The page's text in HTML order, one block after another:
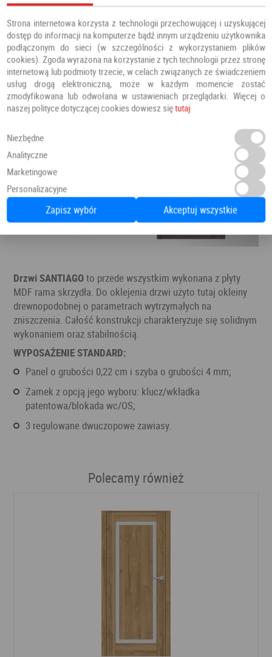
Drzwi SANTIAGOto przede wszystkim wykonana z płyty
MDF rama skrzydła. Do oklejenia drzwi użyto tutaj okleiny
drewnopodobnej o parametrach wytrzymałych na
zniszczenia. Całość konstrukcji charakteryzuje się solidnym
wykonaniem oraz stabilnością.
WYPOSAŻENIE STANDARD:
panel o grubości 0,22 cm i szyba o grubości 4 mm;
zamek z opcją jego wyboru: klucz/wkładka
patentowa/blokada wc/OS;
3 regulowane dwuczopowe zawiasy.
Polecamy również
Strona internetowa korzysta z technologii przechowującej i uzyskującej
dostęp do informacji na komputerze bądź innym urządzeniu użytkownika
podłączonym do sieci (w szczególności z wykorzystaniem plików
cookies). Zgoda wyrażona na korzystanie z tych technologii przez stronę
internetową lub podmioty trzecie, w celach związanych ze świadczeniem
usług drogą elektroniczną, może w każdym momencie zostać
zmodyfikowana lub odwołana w ustawieniach przeglądarki. Więcej o
naszej polityce dotyczącej cookies dowiesz siętutaj
Niezbędne
Analityczne
Marketingowe
Personalizacyjne
Zapisz wybór Akceptuj wszystkie